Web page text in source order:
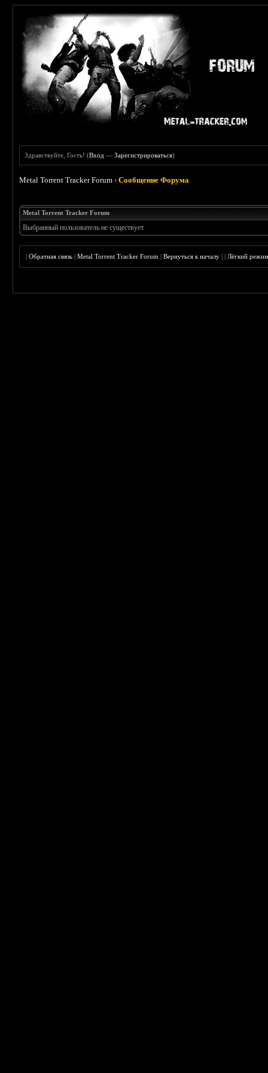
Здравствуйте, Гость! (Вход —Зарегистрироваться)
Metal Torrent Tracker Forum ›Сообщение Форума
Metal Torrent Tracker Forum
Выбранный пользователь не существует.
|Обратная связь |Metal Torrent Tracker Forum |Вернуться к началу ||Лёгкий